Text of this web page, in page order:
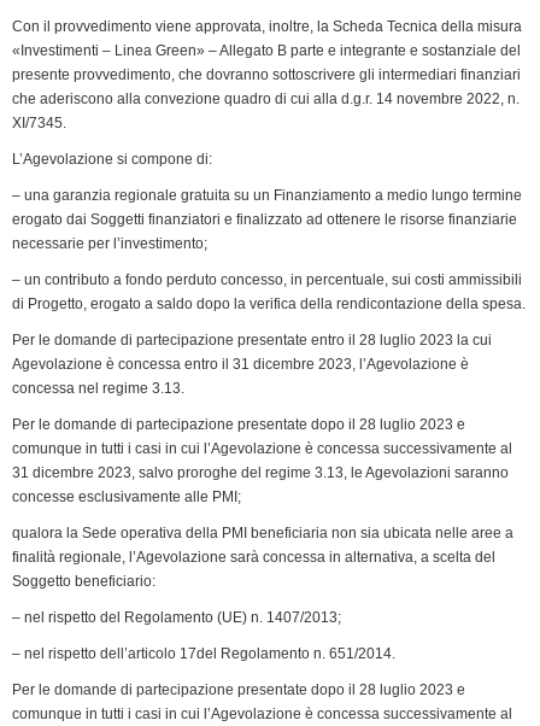
Con il provvedimento viene approvata, inoltre, la Scheda Tecnica della misura
«Investimenti – Linea Green» – Allegato B parte e integrante e sostanziale del
presente provvedimento, che dovranno sottoscrivere gli intermediari finanziari
che aderiscono alla convezione quadro di cui alla d.g.r. 14 novembre 2022, n.
XI/7345.
L’Agevolazione si compone di:
– una garanzia regionale gratuita su un Finanziamento a medio lungo termine
erogato dai Soggetti finanziatori e finalizzato ad ottenere le risorse finanziarie
necessarie per l’investimento;
– un contributo a fondo perduto concesso, in percentuale, sui costi ammissibili
di Progetto, erogato a saldo dopo la verifica della rendicontazione della spesa.
Per le domande di partecipazione presentate entro il 28 luglio 2023 la cui
Agevolazione è concessa entro il 31 dicembre 2023, l’Agevolazione è
concessa nel regime 3.13.
Per le domande di partecipazione presentate dopo il 28 luglio 2023 e
comunque in tutti i casi in cui l’Agevolazione è concessa successivamente al
31 dicembre 2023, salvo proroghe del regime 3.13, le Agevolazioni saranno
concesse esclusivamente alle PMI;
qualora la Sede operativa della PMI beneficiaria non sia ubicata nelle aree a
finalità regionale, l’Agevolazione sarà concessa in alternativa, a scelta del
Soggetto beneficiario:
– nel rispetto del Regolamento (UE) n. 1407/2013;
– nel rispetto dell’articolo 17del Regolamento n. 651/2014.
Per le domande di partecipazione presentate dopo il 28 luglio 2023 e
comunque in tutti i casi in cui l’Agevolazione è concessa successivamente al